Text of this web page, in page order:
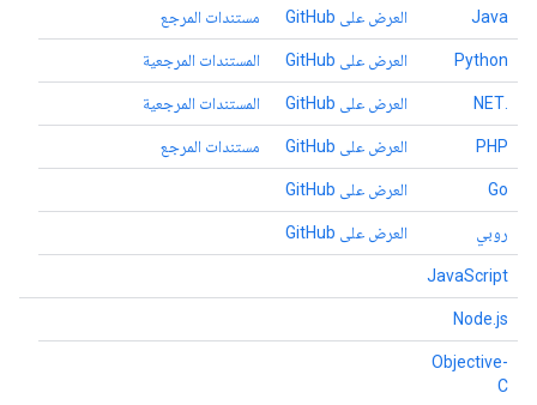
Java العرض على GitHub مستندات المرجع
Python العرض على GitHub المستندات المرجعية
العرض على GitHub المستندات المرجعية
PHP العرض على GitHub مستندات المرجع
Go العرض على GitHub
روبي العرض على GitHub
JavaScript
Node.js
Objective-
C